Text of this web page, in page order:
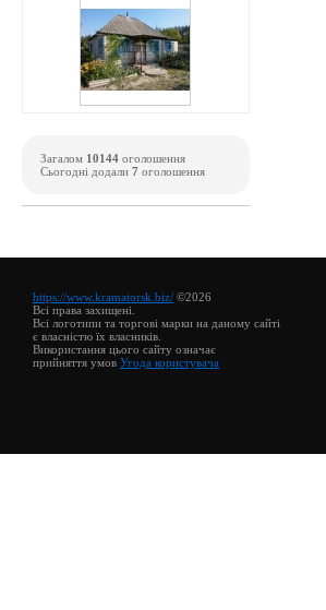
Загалом 10144 оголошення
Сьогодні додали 7 оголошення
https://www.kramatorsk.biz/ ©2026
Всі права захищені.
Всі логотипи та торгові марки на даному сайті
є власністю їх власників.
Використання цього сайту означає
прийняття умов Угода користувача